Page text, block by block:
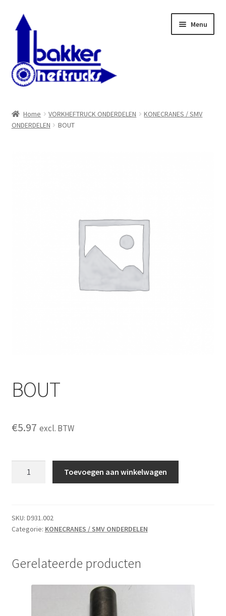
Ga
door
navigatie
Ga
naar
Menu
Shop
Home VORKHEFTRUCK ONDERDELEN
KONECRANES / SMV
ONDERDELEN
BOUT
BOUT
€5.97 excl. BTW
Toevoegen aan winkelwagen
SKU: D931.002
Categorie: KONECRANES / SMV ONDERDELEN
Gerelateerde producten